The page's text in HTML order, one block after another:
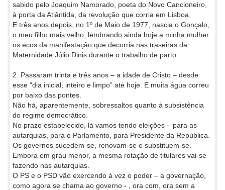
sabido pelo Joaquim Namorado, poeta do Novo Cancioneiro,
à porta da Atlântida, da revolução que corria em Lisboa.
E três anos depois, no 1º de Maio de 1977, nascia o Gonçalo,
o meu filho mais velho, lembrando ainda hoje a minha mulher
os ecos da manifestação que decorria nas traseiras da
Maternidade Júlio Dinis durante o trabalho de parto.
2. Passaram trinta e três anos – a idade de Cristo – desde
esse “dia inicial, inteiro e limpo” até hoje. E muita água correu
por baixo das pontes.
Não há, aparentemente, sobressaltos quanto à subsistência
do regime democrático.
No prazo estabelecido, lá vamos tendo eleições – para as
autarquias, para o Parlamento, para Presidente da República.
Os governos sucedem-se, renovam-se e substituem-se.
Embora em grau menor, a mesma rotação de titulares vai-se
fazendo nas autarquias.
O PS e o PSD vão exercendo à vez o poder – a governação,
como agora se chama ao governo - , ora com, ora sem a